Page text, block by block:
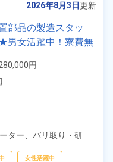
2026年8月3日更新
部品の製造スタッ
男女活躍中！寮費無
正社員登用制度あ
可★最寄り駅から徒
円
ター、 バリ取り・研
女性活躍中